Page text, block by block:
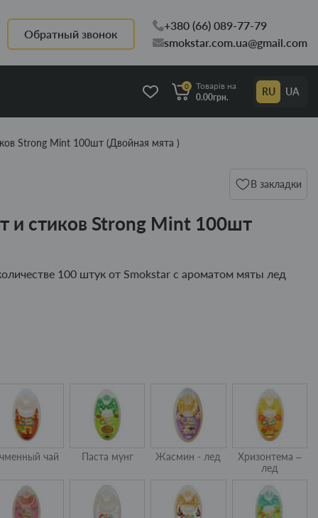
Обратный звонок
+380 (66) 089-77-79
smokstar.com.ua@gmail.com
0
Товарів на
0.00грн.
RU UA
Strong Mint 100шт (Двойная мята )
В закладки
и стиков Strong Mint 100шт
100 штук от Smokstar с ароматом мяты лед
чай Паста мунг Жасмин - лед
Хризонтема –
лед